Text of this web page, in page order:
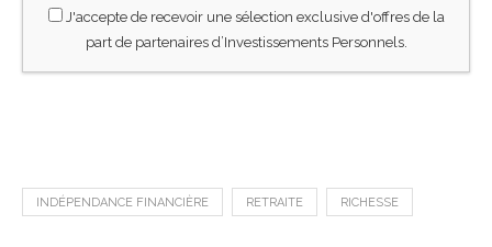
J'accepte de recevoir une sélection exclusive d'offres de la
part de partenaires d’Investissements Personnels.
INDÉPENDANCE FINANCIÈRE RETRAITE RICHESSE